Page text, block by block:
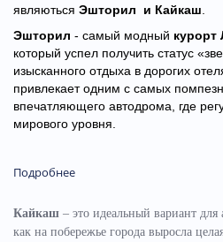
являються Эшторил и Кайкаш
Эшторил - самый модный курорт
который успел получить статус
изысканного отдыха в дорогих
привлекает одним с самых
впечатляющего автодрома, где
мирового уровня.
Подробнее
Кайкаш – это идеальный вариант
как на побережье города выросла